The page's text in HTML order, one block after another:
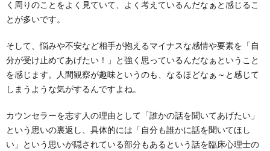
く周りのことをよく見ていて、よく考えているんだなぁと感じるこ
とが多いです。
そして、悩みや不安など相手が抱えるマイナスな感情や要素を「自
分が受け止めてあげたい！」と強く思っているんだなぁということ
を感じます。人間観察が趣味というのも、なるほどなぁ～と感じて
しまうような気がするんですよね。
カウンセラーを志す人の理由として「誰かの話を聞いてあげたい」
という思いの裏返し、具体的には「自分も誰かに話を聞いてほし
い」という思いが隠されている部分もあるという話を臨床心理士の